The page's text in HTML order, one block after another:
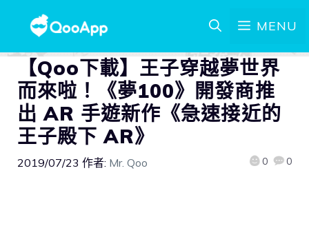
MENU
【Qoo下載】王子穿越夢世界
而來啦！《夢100》開發商推
出 AR 手遊新作《急速接近的
王子殿下 AR》
2019/07/23 作者: Mr. Qoo 0 0